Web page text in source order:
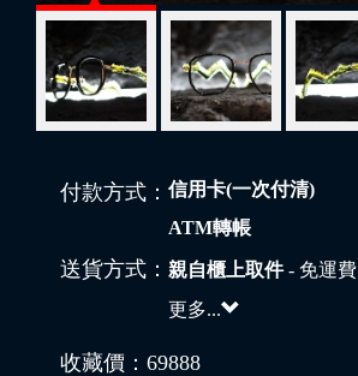
付款方式： 信用卡(一次付清)
ATM轉帳
送貨方式： 親自櫃上取件- 免運費
更多...
收藏價： 69888